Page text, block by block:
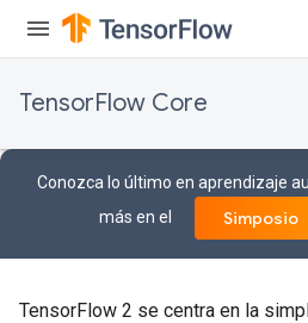
TensorFlow Core
Conozca lo último en aprendizaje
más en el
Simposio
TensorFlow 2 se centra en la